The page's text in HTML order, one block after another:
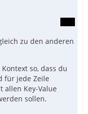
zu den anderen
so, dass du
für jede Zeile
allen Key-Value
sollen.